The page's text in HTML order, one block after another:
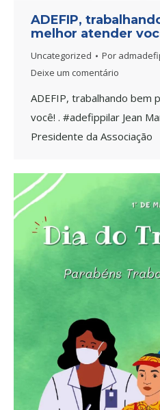
ADEFIP,
melhor atender
Uncategorized Por
Deixe um comentário
ADEFIP, trabalhando bem
você! . #adefippilar Jean
Presidente da Associação